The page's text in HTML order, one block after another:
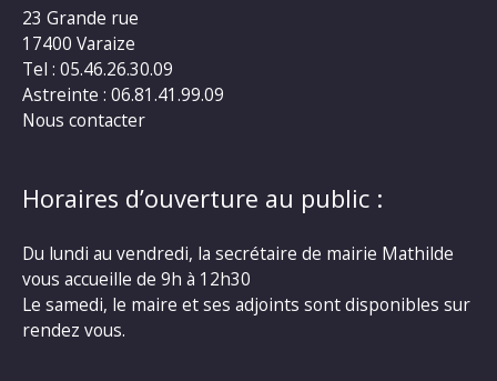
23 Grande rue
17400 Varaize
Tel : 05.46.26.30.09
Astreinte : 06.81.41.99.09
Nous contacter
Horaires d’ouverture au public :
Du lundi au vendredi, la secrétaire de mairie Mathilde
vous accueille de 9h à 12h30
Le samedi, le maire et ses adjoints sont disponibles sur
rendez vous.